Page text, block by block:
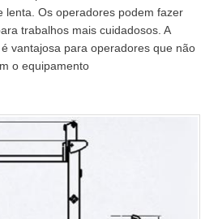
lenta. Os operadores podem fazer
trabalhos mais cuidadosos. A
vantajosa para operadores que não
o equipamento